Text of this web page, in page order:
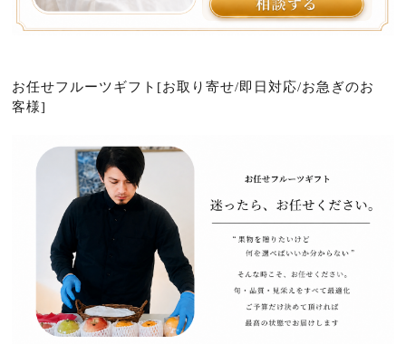
お任せフルーツギフト[お取り寄せ/即日対応/お急ぎのお
客様]